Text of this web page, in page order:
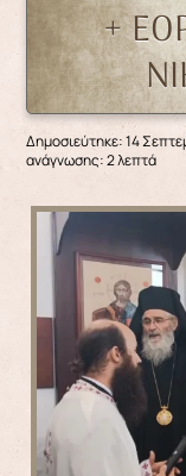
+
Δημοσιεύτηκε: 14
ανάγνωσης: 2 λεπτά